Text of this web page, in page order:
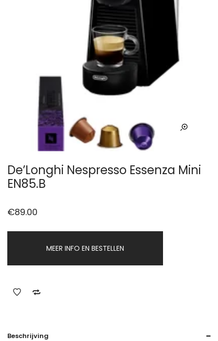
De’Longhi Nespresso Essenza Mini
EN85.B
€89.00
MEER INFO EN BESTELLEN
Beschrijving